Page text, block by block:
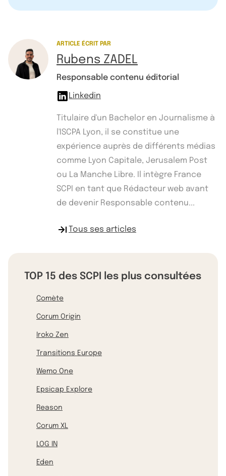
ARTICLE ÉCRIT PAR
Rubens ZADEL
Responsable contenu éditorial
Linkedin
Titulaire d'un Bachelor en Journalisme à
l'ISCPA Lyon, il se constitue une
expérience auprès de différents médias
comme Lyon Capitale, Jerusalem Post
ou La Manche Libre. Il intègre France
SCPI en tant que Rédacteur web avant
de devenir Responsable contenu...
Tous ses articles
TOP 15 des SCPI les plus consultées
Comète
Corum Origin
Iroko Zen
Transitions Europe
Wemo One
Epsicap Explore
Reason
Corum XL
LOG IN
Eden